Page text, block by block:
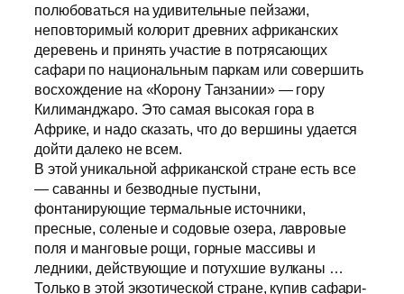
полюбоваться на удивительные пейзажи,
неповторимый колорит древних африканских
деревень и принять участие в потрясающих
сафари по национальным паркам или совершить
восхождение на «Корону Танзании» — гору
Килиманджаро. Это самая высокая гора в
Африке, и надо сказать, что до вершины удается
дойти далеко не всем.
В этой уникальной африканской стране есть все
— саванны и безводные пустыни,
фонтанирующие термальные источники,
пресные, соленые и содовые озера, лавровые
поля и манговые рощи, горные массивы и
ледники, действующие и потухшие вулканы …
Только в этой экзотической стране, купив сафари-